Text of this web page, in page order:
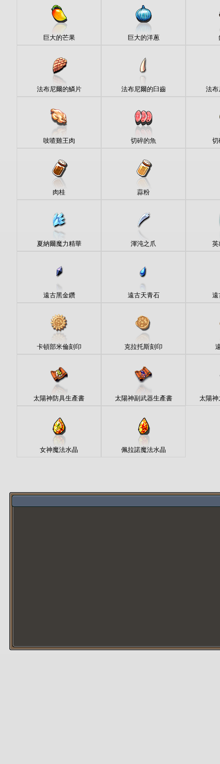
巨大的芒果 巨大的洋蔥
法布尼爾的鱗片 法布尼爾的臼齒 法布
吱喳雞王肉 切碎的魚 切
肉桂 蒜粉
夏納爾魔力精華 渾沌之爪 英
遠古黑金鑽 遠古天青石 遠
卡頓部米倫刻印 克拉托斯刻印
太陽神防具生產書 太陽神副武器生產書 太陽神
女神魔法水晶 佩拉諾魔法水晶